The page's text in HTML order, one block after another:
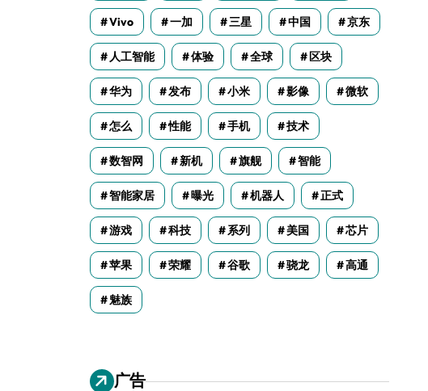
Vivo 一加 三星 中国 京东
人工智能 体验 全球 区块
华为 发布 小米 影像 微软
怎么 性能 手机 技术
数智网 新机 旗舰 智能
智能家居 曝光 机器人 正式
游戏 科技 系列 美国 芯片
苹果 荣耀 谷歌 骁龙 高通
魅族
广告